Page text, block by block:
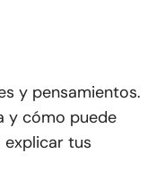
y pensamientos.
y cómo puede
tus